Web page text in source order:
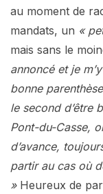
au moment de
mandats, un «
mais sans le
annoncé et je
bonne
le second d’être
Pont-du-Casse,
d’avance,
partir au cas où
»Heureux de